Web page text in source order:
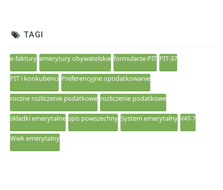
TAGI
e-faktury emerytury obywatelskie formularze PIT PIT-37
PIT i konkubenci Preferencyjne opodatkowanie
roczne rozliczenie podatkowe rozliczenie podatkowe
składki emerytalne spis powszechny System emerytalny VAT-7
Wiek emerytalny